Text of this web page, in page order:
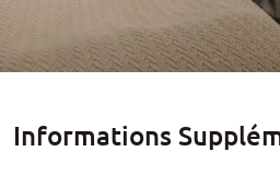
Informations